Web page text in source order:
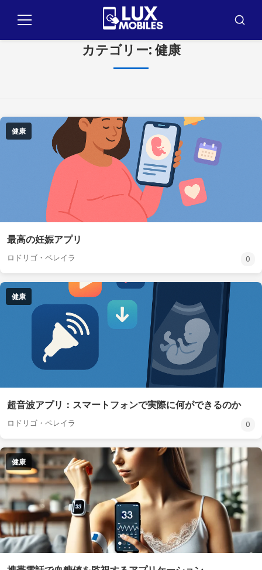
ン
プ
メ
ブ
カテゴリー:健康
健康
最高の妊娠アプリ
ロドリゴ・ペレイラ 0
健康
超音波アプリ：スマートフォンで実際に何ができるのか
ロドリゴ・ペレイラ 0
健康